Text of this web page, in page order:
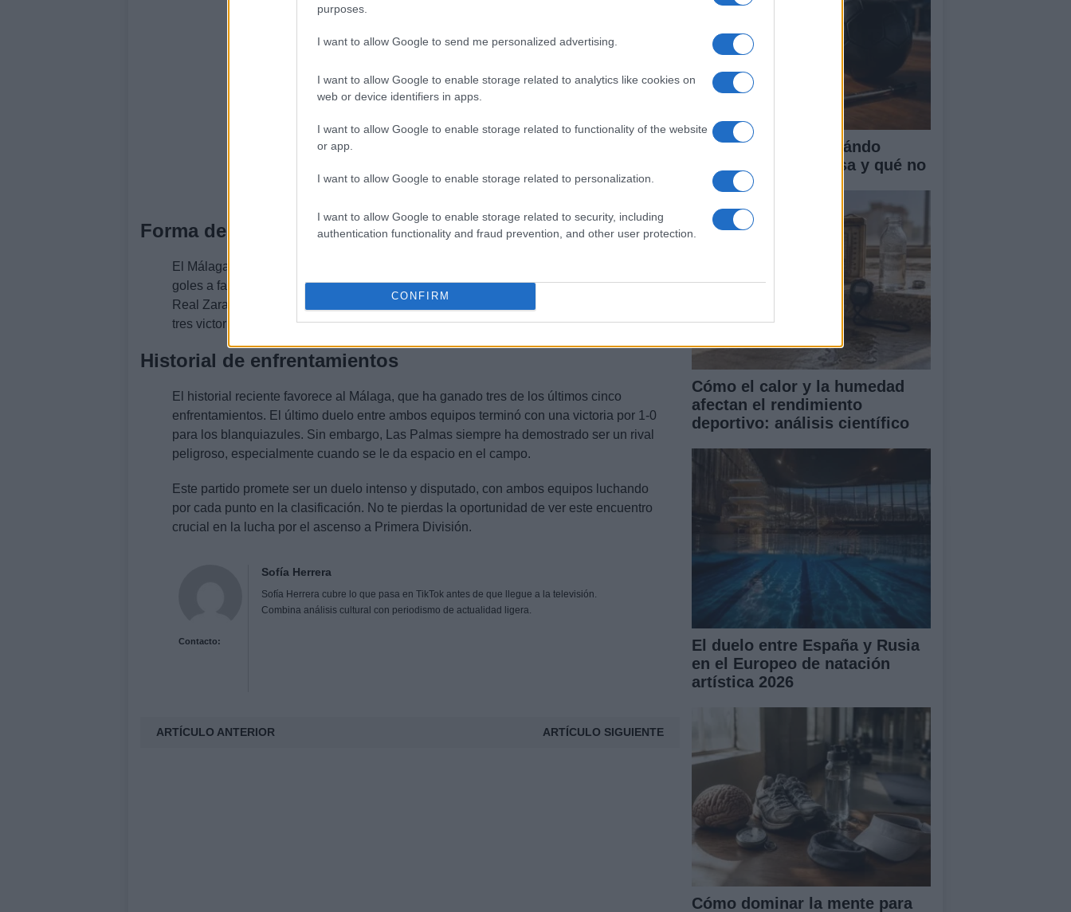
purposes.
I want to allow Google to send me personalized advertising.
I want to allow Google to enable storage related to analytics like cookies on
web or device identifiers in apps.
I want to allow Google to enable storage related to functionality of the website
or app.
I want to allow Google to enable storage related to personalization.
I want to allow Google to enable storage related to security, including
authentication functionality and fraud prevention, and other user protection.
CONFIRM
Forma de los equipos
El Málaga ha ganado cuatro de sus últimos cinco partidos, con un balance de doce
goles a favor y solo cinco en contra. Su última victoria fue un contundente 2-0 contra el
Real Zaragoza. Por otro lado, Las Palmas ha tenido un rendimiento más irregular, con
tres victorias, un empate y una derrota en sus últimos cinco encuentros.
Historial de enfrentamientos
El historial reciente favorece al Málaga, que ha ganado tres de los últimos cinco
enfrentamientos. El último duelo entre ambos equipos terminó con una victoria por 1-0
para los blanquiazules. Sin embargo, Las Palmas siempre ha demostrado ser un rival
peligroso, especialmente cuando se le da espacio en el campo.
Este partido promete ser un duelo intenso y disputado, con ambos equipos luchando
por cada punto en la clasificación. No te pierdas la oportunidad de ver este encuentro
crucial en la lucha por el ascenso a Primera División.
Contacto:
Sofía Herrera
Sofía Herrera cubre lo que pasa en TikTok antes de que llegue a la televisión.
Combina análisis cultural con periodismo de actualidad ligera.
ARTÍCULO ANTERIOR ARTÍCULO SIGUIENTE
VAR en el fútbol: cuándo
interviene, qué revisa y qué no
Cómo el calor y la humedad
afectan el rendimiento
deportivo: análisis científico
El duelo entre España y Rusia
en el Europeo de natación
artística 2026
Cómo dominar la mente para